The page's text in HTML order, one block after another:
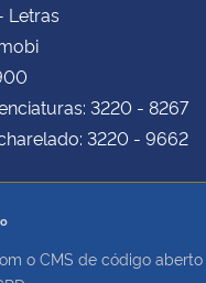
Letras
3220 - 8267
3220 - 9662
o CMS de código aberto